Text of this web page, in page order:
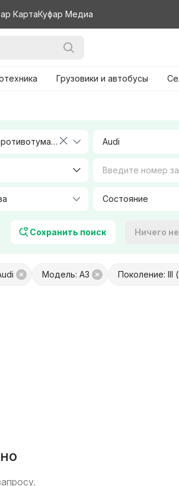
КартаКуфар Медиа
Грузовики и автобусы
Фонарь противотуманный левый Audi
Сохранить поиск Ничего
Модель: A3 Поколение: III